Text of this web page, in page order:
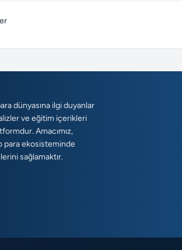
dünyasına ilgi duyanlar
ve eğitim içerikleri
Amacımız,
para ekosisteminde
sağlamaktır.